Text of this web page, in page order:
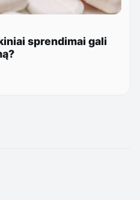
sprendimai gali